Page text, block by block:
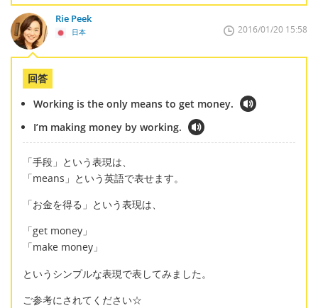
Rie Peek
日本 2016/01/20 15:58
回答
Working is the only means to get money.
I’m making money by working.
「手段」という表現は、
「means」という英語で表せます。
「お金を得る」という表現は、
「get money」
「make money」
というシンプルな表現で表してみました。
ご参考にされてください☆